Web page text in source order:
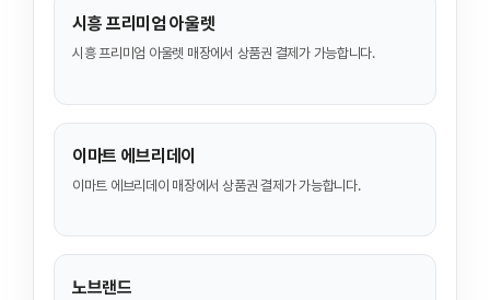
시흥 프리미엄 아울렛
시흥 프리미엄 아울렛 매장에서 상품권 결제가 가능합니다.
이마트 에브리데이
이마트 에브리데이 매장에서 상품권 결제가 가능합니다.
노브랜드